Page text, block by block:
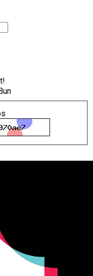
Chișinău. Descoperă